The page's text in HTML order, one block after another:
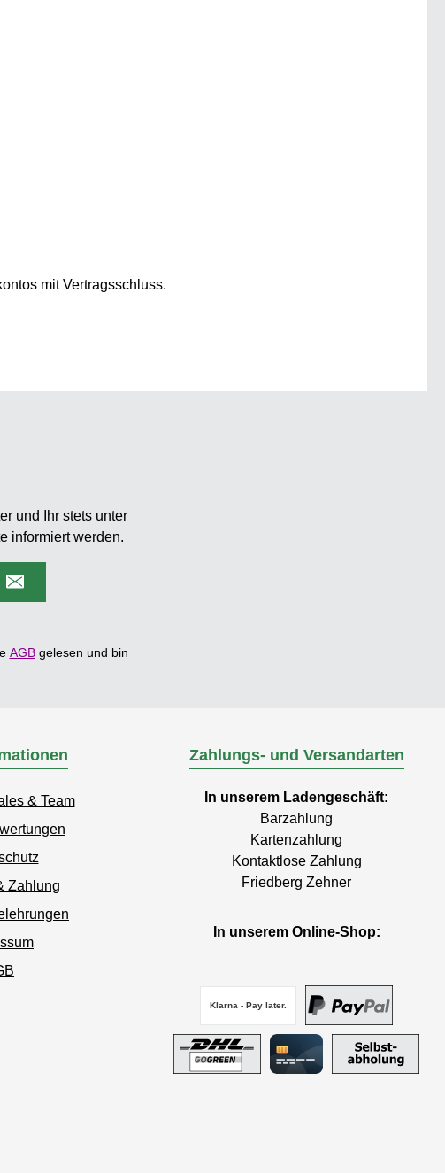
mit Vertragsschluss.
und Ihr stets unter
informiert werden.
AGBgelesen und bin
& Team
Zahlung
Zahlungs- und Versandarten
In unserem Ladengeschäft:
Barzahlung
Kartenzahlung
Kontaktlose Zahlung
Friedberg Zehner
In unserem Online-Shop:
PayPal
Klarna - Pay later.